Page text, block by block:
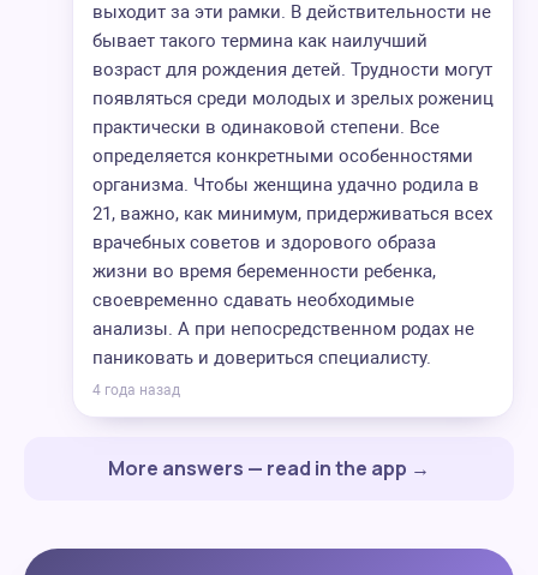
выходит за эти рамки. В действительности не
бывает такого термина как наилучший
возраст для рождения детей. Трудности могут
появляться среди молодых и зрелых рожениц
практически в одинаковой степени. Все
определяется конкретными особенностями
организма. Чтобы женщина удачно родила в
21, важно, как минимум, придерживаться всех
врачебных советов и здорового образа
жизни во время беременности ребенка,
своевременно сдавать необходимые
анализы. А при непосредственном родах не
паниковать и довериться специалисту.
4 года назад
More answers — read in the app →